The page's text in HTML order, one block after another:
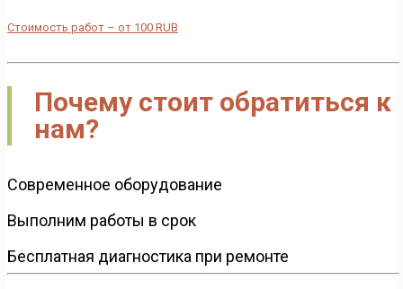
Стоимость работ – от 100 RUB
Почему стоит обратиться к
нам?
Современное оборудование
Выполним работы в срок
Бесплатная диагностика при ремонте